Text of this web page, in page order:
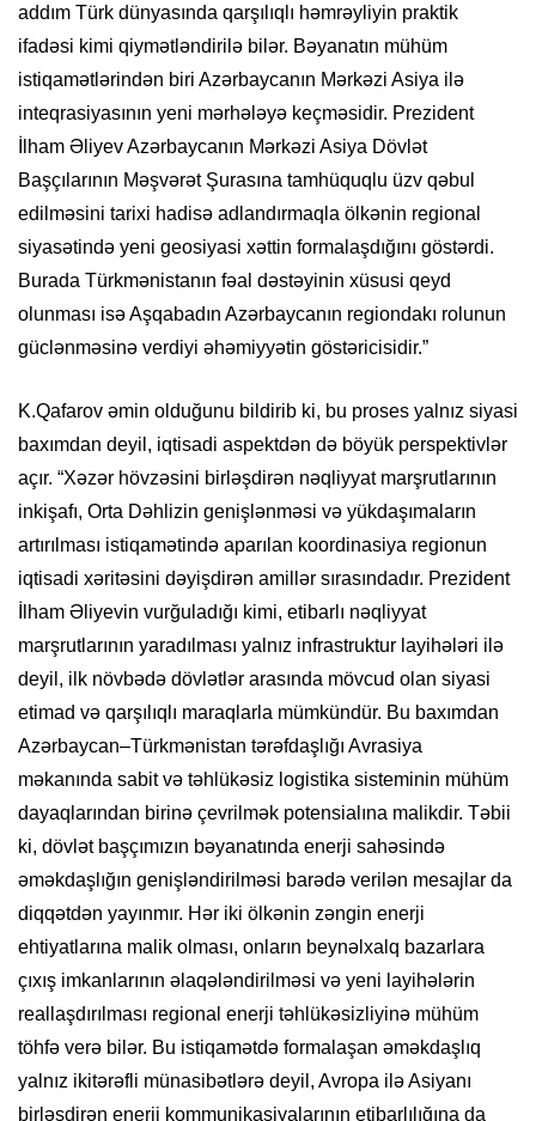
addım Türk dünyasında qarşılıqlı həmrəyliyin praktik
ifadəsi kimi qiymətləndirilə bilər. Bəyanatın mühüm
istiqamətlərindən biri Azərbaycanın Mərkəzi Asiya ilə
inteqrasiyasının yeni mərhələyə keçməsidir. Prezident
İlham Əliyev Azərbaycanın Mərkəzi Asiya Dövlət
Başçılarının Məşvərət Şurasına tamhüquqlu üzv qəbul
edilməsini tarixi hadisə adlandırmaqla ölkənin regional
siyasətində yeni geosiyasi xəttin formalaşdığını göstərdi.
Burada Türkmənistanın fəal dəstəyinin xüsusi qeyd
olunması isə Aşqabadın Azərbaycanın regiondakı rolunun
güclənməsinə verdiyi əhəmiyyətin göstəricisidir.”
K.Qafarov əmin olduğunu bildirib ki, bu proses yalnız siyasi
baxımdan deyil, iqtisadi aspektdən də böyük perspektivlər
açır. “Xəzər hövzəsini birləşdirən nəqliyyat marşrutlarının
inkişafı, Orta Dəhlizin genişlənməsi və yükdaşımaların
artırılması istiqamətində aparılan koordinasiya regionun
iqtisadi xəritəsini dəyişdirən amillər sırasındadır. Prezident
İlham Əliyevin vurğuladığı kimi, etibarlı nəqliyyat
marşrutlarının yaradılması yalnız infrastruktur layihələri ilə
deyil, ilk növbədə dövlətlər arasında mövcud olan siyasi
etimad və qarşılıqlı maraqlarla mümkündür. Bu baxımdan
Azərbaycan–Türkmənistan tərəfdaşlığı Avrasiya
məkanında sabit və təhlükəsiz logistika sisteminin mühüm
dayaqlarından birinə çevrilmək potensialına malikdir. Təbii
ki, dövlət başçımızın bəyanatında enerji sahəsində
əməkdaşlığın genişləndirilməsi barədə verilən mesajlar da
diqqətdən yayınmır. Hər iki ölkənin zəngin enerji
ehtiyatlarına malik olması, onların beynəlxalq bazarlara
çıxış imkanlarının əlaqələndirilməsi və yeni layihələrin
reallaşdırılması regional enerji təhlükəsizliyinə mühüm
töhfə verə bilər. Bu istiqamətdə formalaşan əməkdaşlıq
yalnız ikitərəfli münasibətlərə deyil, Avropa ilə Asiyanı
birləşdirən enerji kommunikasiyalarının etibarlılığına da